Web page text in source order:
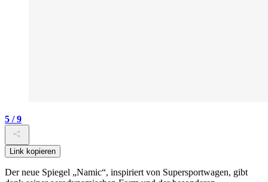
5 / 9
Link kopieren
Der neue Spiegel „Namic“, inspiriert von Supersportwagen, gibt